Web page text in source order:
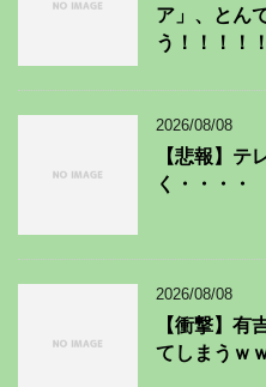
ア」、とん
う！！！！！
2026/08/08
【悲報】テ
く・・・・
2026/08/08
【衝撃】有
てしまうｗ